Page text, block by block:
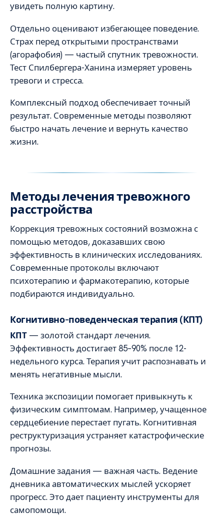
увидеть полную картину.
Отдельно оценивают избегающее поведение.
Страх перед открытыми пространствами
(агорафобия) — частый спутник тревожности.
Тест Спилбергера-Ханина измеряет уровень
тревоги и стресса.
Комплексный подход обеспечивает точный
результат. Современные методы позволяют
быстро начать лечение и вернуть качество
жизни.
Методы лечения тревожного
расстройства
Коррекция тревожных состояний возможна с
помощью методов, доказавших свою
эффективность в клинических исследованиях.
Современные протоколы включают
психотерапию и фармакотерапию, которые
подбираются индивидуально.
Когнитивно-поведенческая терапия (КПТ)
КПТ — золотой стандарт лечения.
Эффективность достигает 85–90% после 12-
недельного курса. Терапия учит распознавать и
менять негативные мысли.
Техника экспозиции помогает привыкнуть к
физическим симптомам. Например, учащенное
сердцебиение перестает пугать. Когнитивная
реструктуризация устраняет катастрофические
прогнозы.
Домашние задания — важная часть. Ведение
дневника автоматических мыслей ускоряет
прогресс. Это дает пациенту инструменты для
самопомощи.